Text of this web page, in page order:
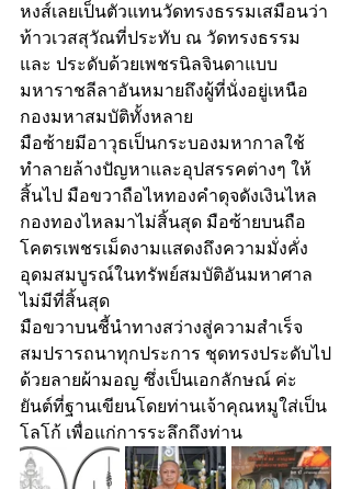
หงส์เลยเป็นตัวแทนวัดทรงธรรมเสมือนว่า
ท้าวเวสสุวัณที่ประทับ ณ วัดทรงธรรม
และ ประดับด้วยเพชรนิลจินดาแบบ
มหาราชลีลาอันหมายถึงผู้ที่นั่งอยู่เหนือ
กองมหาสมบัติทั้งหลาย
มือซ้ายมีอาวุธเป็นกระบองมหากาลใช้
ทำลายล้างปัญหาและอุปสรรคต่างๆ ให้
สิ้นไป มือขวาถือไหทองคำดุจดังเงินไหล
กองทองไหลมาไม่สิ้นสุด มือซ้ายบนถือ
โคตรเพชรเม็ดงามแสดงถึงความมั่งคั่ง
อุดมสมบูรณ์ในทรัพย์สมบัติอันมหาศาล
ไม่มีที่สิ้นสุด
มือขวาบนชี้นำทางสว่างสู่ความสำเร็จ
สมปรารถนาทุกประการ ชุดทรงประดับไป
ด้วยลายผ้ามอญ ซึ่งเป็นเอกลักษณ์ ค่ะ
ยันต์ที่ฐานเขียนโดยท่านเจ้าคุณหมูใส่เป็น
โลโก้ เพื่อแก่การระลึกถึงท่าน